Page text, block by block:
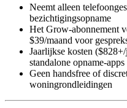
Neemt alleen
bezichtigingsopname
Het Grow-abonnement
$39/maand voor
Jaarlijkse kosten
standalone opname-apps
Geen handsfree of
woningrondleidingen